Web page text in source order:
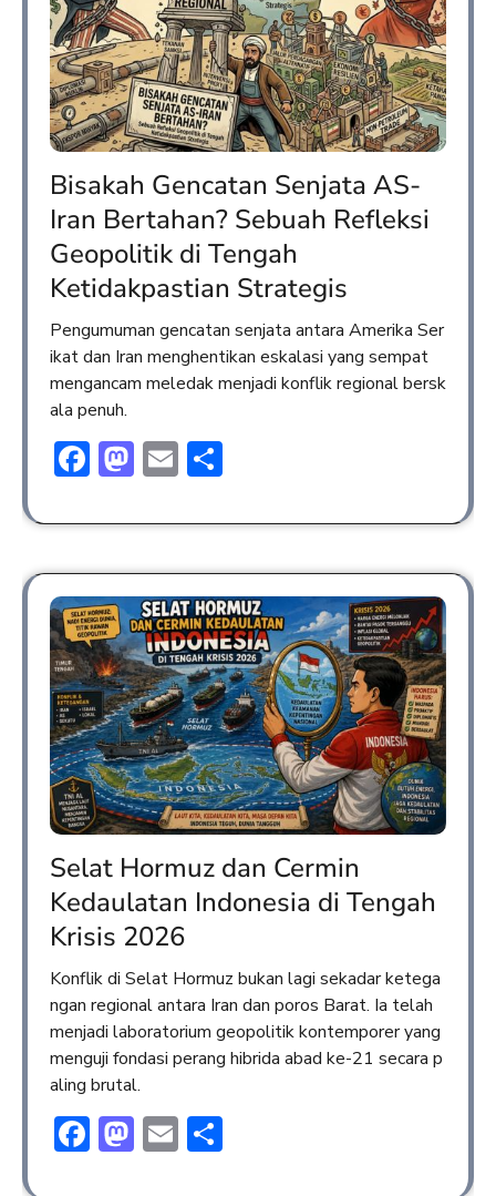
Bisakah Gencatan Senjata AS-
Iran Bertahan? Sebuah Refleksi
Geopolitik di Tengah
Ketidakpastian Strategis
Pengumuman gencatan senjata antara Amerika Ser
ikat dan Iran menghentikan eskalasi yang sempat
mengancam meledak menjadi konflik regional bersk
ala penuh.
Facebook
Mastodon
Email
Selat Hormuz dan Cermin
Kedaulatan Indonesia di Tengah
Krisis 2026
Konflik di Selat Hormuz bukan lagi sekadar ketega
ngan regional antara Iran dan poros Barat. Ia telah
menjadi laboratorium geopolitik kontemporer yang
menguji fondasi perang hibrida abad ke-21 secara p
aling brutal.
Facebook
Mastodon
Email